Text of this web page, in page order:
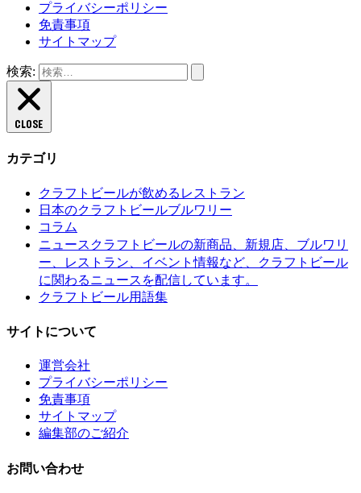
プライバシーポリシー
免責事項
サイトマップ
検索:
CLOSE
カテゴリ
クラフトビールが飲めるレストラン
日本のクラフトビールブルワリー
コラム
ニュース クラフトビールの新商品、新規店、ブルワリ
ー、レストラン、イベント情報など、クラフトビール
に関わるニュースを配信しています。
クラフトビール用語集
サイトについて
運営会社
プライバシーポリシー
免責事項
サイトマップ
編集部のご紹介
お問い合わせ